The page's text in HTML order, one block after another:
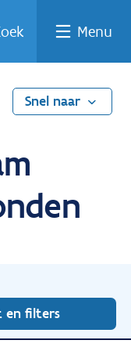
Menu
Snel naar
en filters